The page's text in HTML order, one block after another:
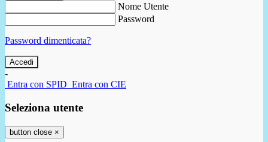
Nome Utente
Password
Password dimenticata?
-
Entra con SPID Entra con CIE
Seleziona utente
button close ×